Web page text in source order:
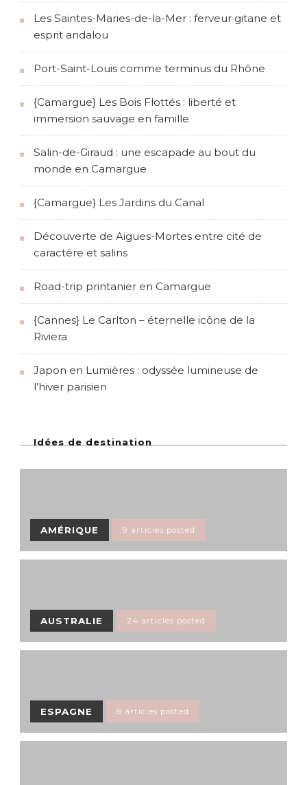
u
b
l
c
a
t
i
o
n
s
Les Saintes-Maries-de-la-Mer : ferveur gitane et
esprit andalou
Port-Saint-Louis comme terminus du Rhône
{Camargue} Les Bois Flottés : liberté et
immersion sauvage en famille
Salin-de-Giraud : une escapade au bout du
monde en Camargue
{Camargue} Les Jardins du Canal
Découverte de Aigues-Mortes entre cité de
caractère et salins
Road-trip printanier en Camargue
{Cannes} Le Carlton – éternelle icône de la
Riviera
Japon en Lumières : odyssée lumineuse de
l’hiver parisien
Idées de destination
AMÉRIQUE 9 articles posted
AUSTRALIE 24 articles posted
ESPAGNE 8 articles posted